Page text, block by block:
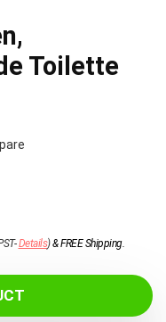
Toilette
Details)&FREE Shipping.